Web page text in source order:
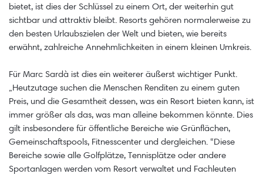
bietet, ist dies der Schlüssel zu einem Ort, der weiterhin gut
sichtbar und attraktiv bleibt. Resorts gehören normalerweise zu
den besten Urlaubszielen der Welt und bieten, wie bereits
erwähnt, zahlreiche Annehmlichkeiten in einem kleinen Umkreis.
Für Marc Sardà ist dies ein weiterer äußerst wichtiger Punkt.
„Heutzutage suchen die Menschen Renditen zu einem guten
Preis, und die Gesamtheit dessen, was ein Resort bieten kann, ist
immer größer als das, was man alleine bekommen könnte. Dies
gilt insbesondere für öffentliche Bereiche wie Grünflächen,
Gemeinschaftspools, Fitnesscenter und dergleichen. “Diese
Bereiche sowie alle Golfplätze, Tennisplätze oder andere
Sportanlagen werden vom Resort verwaltet und Fachleuten